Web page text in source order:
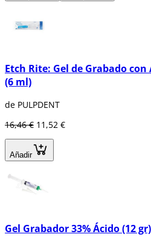
Etch Rite: Gel de Grabado
(6 ml)
de PULPDENT
16,46 € 11,52 €
Añadir
Gel Grabador 33% Ácido (12 gr)